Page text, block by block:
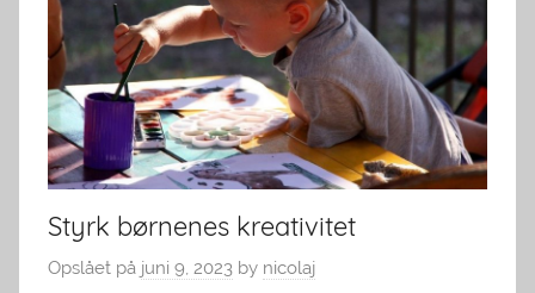
Styrk børnenes kreativitet
Opslået på juni 9, 2023 by nicolaj